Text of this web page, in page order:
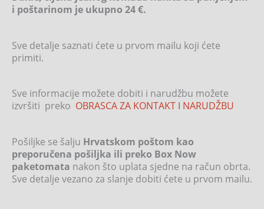
i poštarinom je ukupno 24 €.
Sve detalje saznati ćete u prvom mailu koji ćete
primiti.
Sve informacije možete dobiti i narudžbu možete
izvršiti preko OBRASCA ZA KONTAKT I NARUDŽBU
Pošiljke se šalju Hrvatskom poštom kao
preporučena pošiljka ili preko Box Now
paketomata nakon što uplata sjedne na račun obrta.
Sve detalje vezano za slanje dobiti ćete u prvom mailu.